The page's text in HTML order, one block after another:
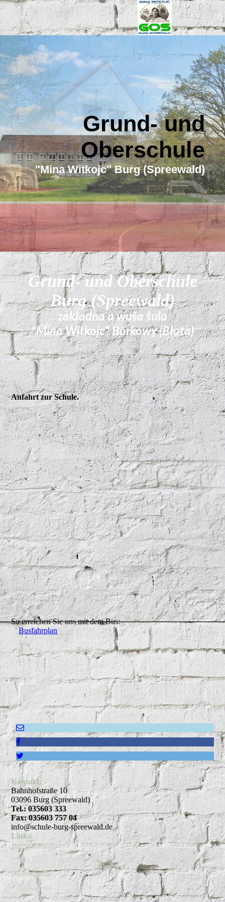
Grund- und
Oberschule
"Mina Witkojc" Burg (Spreewald)
Grund- und Oberschule
Burg (Spreewald)
zakładna a wuša šula
"Mina Witkojc" Bórkowy (Błota)
Anfahrt zur Schule.
So erreichen Sie uns mit dem Bus:
Busfahrplan
Kontakt:
Bahnhofstraße 10
03096 Burg (Spreewald)
Tel.: 035603 333
Fax: 035603 757 04
info@schule-burg-spreewald.de
Links:
Förderverein
Amt Burg (Schulträger)
Schulporträt
Anfahrt